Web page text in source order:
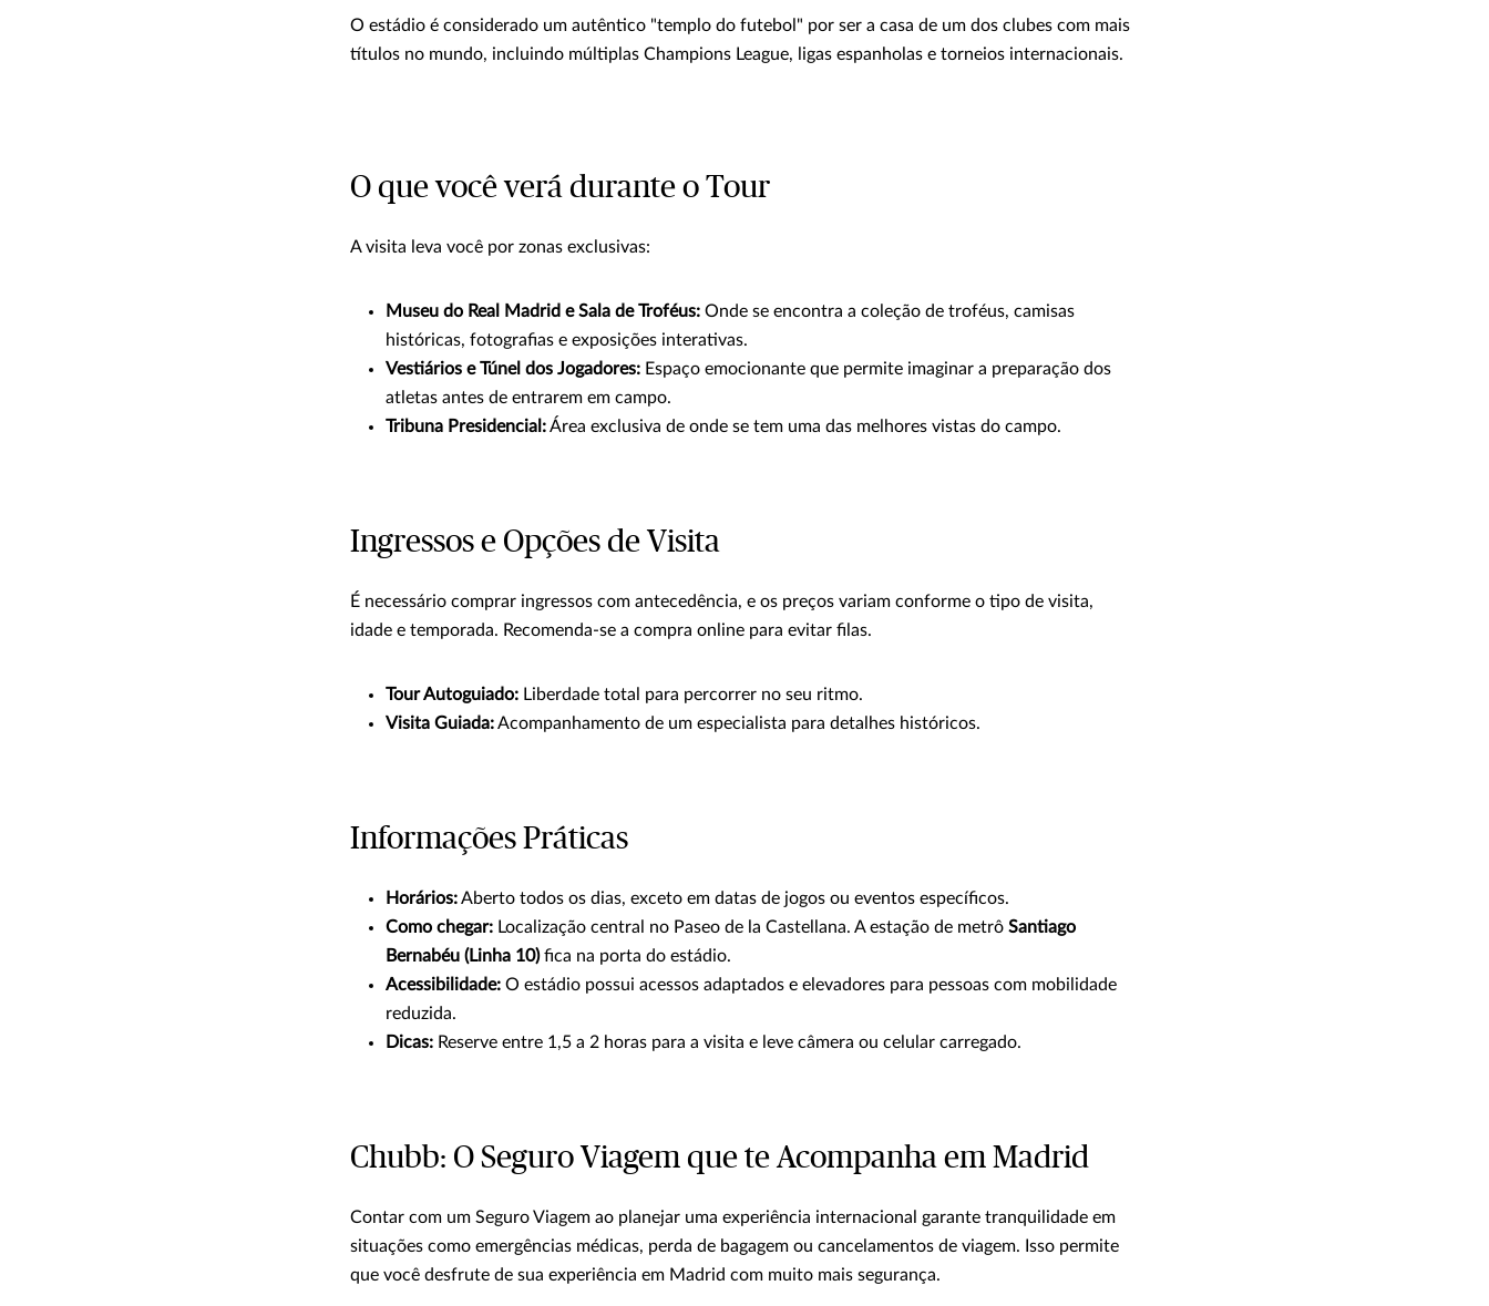
O estádio é considerado um autêntico "templo do futebol" por ser a casa de um dos clubes com mais
títulos no mundo, incluindo múltiplas Champions League, ligas espanholas e torneios internacionais.
O que você verá durante o Tour
A visita leva você por zonas exclusivas:
Museu do Real Madrid e Sala de Troféus: Onde se encontra a coleção de troféus, camisas
históricas, fotografias e exposições interativas.
Vestiários e Túnel dos Jogadores: Espaço emocionante que permite imaginar a preparação dos
atletas antes de entrarem em campo.
Tribuna Presidencial:Área exclusiva de onde se tem uma das melhores vistas do campo.
Ingressos e Opções de Visita
É necessário comprar ingressos com antecedência, e os preços variam conforme o tipo de visita,
idade e temporada. Recomenda-se a compra online para evitar filas.
Tour Autoguiado: Liberdade total para percorrer no seu ritmo.
Visita Guiada:Acompanhamento de um especialista para detalhes históricos.
Informações Práticas
Horários:Aberto todos os dias, exceto em datas de jogos ou eventos específicos.
Como chegar: Localização central no Paseo de la Castellana. A estação de metrô Santiago
Bernabéu (Linha 10)fica na porta do estádio.
Acessibilidade: O estádio possui acessos adaptados e elevadores para pessoas com mobilidade
reduzida.
Dicas: Reserve entre 1,5 a 2 horas para a visita e leve câmera ou celular carregado.
Chubb: O Seguro Viagem que te Acompanha em Madrid
Contar com um Seguro Viagem ao planejar uma experiência internacional garante tranquilidade em
situações como emergências médicas, perda de bagagem ou cancelamentos de viagem. Isso permite
que você desfrute de sua experiência em Madrid com muito mais segurança.